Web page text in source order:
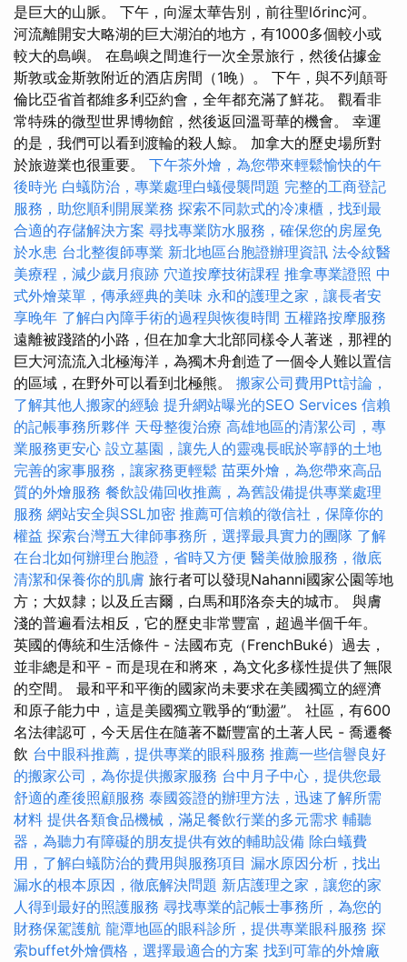
是巨大的山脈。 下午，向渥太華告別，前往聖lőrinc河。
河流離開安大略湖的巨大湖泊的地方，有1000多個較小或
較大的島嶼。 在島嶼之間進行一次全景旅行，然後佔據金
斯敦或金斯敦附近的酒店房間（1晚）。 下午，與不列顛哥
倫比亞省首都維多利亞約會，全年都充滿了鮮花。 觀看非
常特殊的微型世界博物館，然後返回溫哥華的機會。 幸運
的是，我們可以看到渡輪的殺人鯨。 加拿大的歷史場所對
於旅遊業也很重要。 下午茶外燴，為您帶來輕鬆愉快的午
後時光 白蟻防治，專業處理白蟻侵襲問題 完整的工商登記
服務，助您順利開展業務 探索不同款式的冷凍櫃，找到最
合適的存儲解決方案 尋找專業防水服務，確保您的房屋免
於水患 台北整復師專業 新北地區台胞證辦理資訊 法令紋醫
美療程，減少歲月痕跡 穴道按摩技術課程 推拿專業證照 中
式外燴菜單，傳承經典的美味 永和的護理之家，讓長者安
享晚年 了解白內障手術的過程與恢復時間 五權路按摩服務
遠離被踐踏的小路，但在加拿大北部同樣令人著迷，那裡的
巨大河流流入北極海洋，為獨木舟創造了一個令人難以置信
的區域，在野外可以看到北極熊。 搬家公司費用Ptt討論，
了解其他人搬家的經驗 提升網站曝光的SEO Services 信賴
的記帳事務所夥伴 天母整復治療 高雄地區的清潔公司，專
業服務更安心 設立墓園，讓先人的靈魂長眠於寧靜的土地
完善的家事服務，讓家務更輕鬆 苗栗外燴，為您帶來高品
質的外燴服務 餐飲設備回收推薦，為舊設備提供專業處理
服務 網站安全與SSL加密 推薦可信賴的徵信社，保障你的
權益 探索台灣五大律師事務所，選擇最具實力的團隊 了解
在台北如何辦理台胞證，省時又方便 醫美做臉服務，徹底
清潔和保養你的肌膚 旅行者可以發現Nahanni國家公園等地
方；大奴隸；以及丘吉爾，白馬和耶洛奈夫的城市。 與膚
淺的普遍看法相反，它的歷史非常豐富，超過半個千年。
英國的傳統和生活條件 - 法國布克（FrenchBuké）過去，
並非總是和平 - 而是現在和將來，為文化多樣性提供了無限
的空間。 最和平和平衡的國家尚未要求在美國獨立的經濟
和原子能力中，這是美國獨立戰爭的“動盪”。 社區，有600
名法律認可，今天居住在隨著不斷豐富的土著人民 - 喬遷餐
飲 台中眼科推薦，提供專業的眼科服務 推薦一些信譽良好
的搬家公司，為你提供搬家服務 台中月子中心，提供您最
舒適的產後照顧服務 泰國簽證的辦理方法，迅速了解所需
材料 提供各類食品機械，滿足餐飲行業的多元需求 輔聽
器，為聽力有障礙的朋友提供有效的輔助設備 除白蟻費
用，了解白蟻防治的費用與服務項目 漏水原因分析，找出
漏水的根本原因，徹底解決問題 新店護理之家，讓您的家
人得到最好的照護服務 尋找專業的記帳士事務所，為您的
財務保駕護航 龍潭地區的眼科診所，提供專業眼科服務 探
索buffet外燴價格，選擇最適合的方案 找到可靠的外燴廠